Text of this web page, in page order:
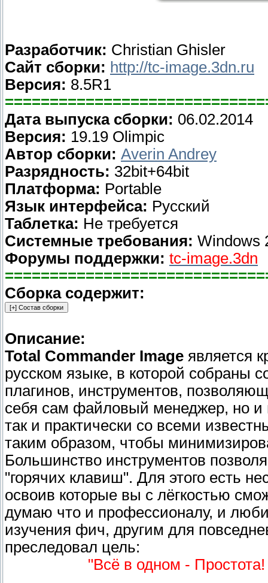
Разработчик: Christian Ghisler
Сайт сборки: http://tc-image.3dn.ru
Версия: 8.5R1
Дата выпуска сборки: 06.02.2014
Версия: 19.19 Olimpic
Автор сборки: Averin Andrey
Разрядность: 32bit+64bit
Платформа: Portable
Язык интерфейса: Русский
Таблетка: Не требуется
Системные требования: Windows
Форумы поддержки: tc-image.3dn
Сборка содержит:
Описание:
Total Commander Image является
русском языке, в которой собраны
плагинов, инструментов,
себя сам файловый менеджер, но и
так и практически со всеми
таким образом, чтобы
Большинство инструментов
"горячих клавиш". Для этого есть
освоив которые вы с лёгкостью
думаю что и профессионалу, и
изучения фич, другим для
преследовал цель:
"Всё в одном -